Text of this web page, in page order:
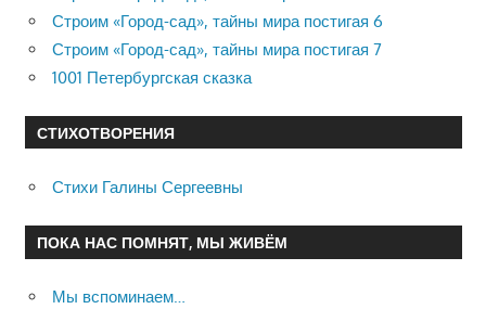
Строим «Город-сад», тайны мира постигая 6
Строим «Город-сад», тайны мира постигая 7
1001 Петербургская сказка
СТИХОТВОРЕНИЯ
Стихи Галины Сергеевны
ПОКА НАС ПОМНЯТ, МЫ ЖИВЁМ
Мы вспоминаем…